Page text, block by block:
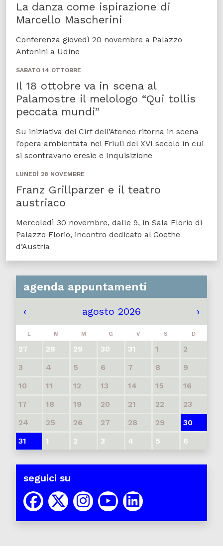
La danza come ispirazione di
Marcello Mascherini
Conferenza giovedì 20 novembre a Palazzo
Antonini a Udine
SABATO 14 OTTOBRE
Il 18 ottobre va in scena al
Palamostre il melologo “Qui tollis
peccata mundi”
Su iniziativa del Cirf dell’Ateneo ritorna in scena
l’opera ambientata nel Friuli del XVI secolo in cui
si scontravano eresie e Inquisizione
LUNEDÌ 28 NOVEMBRE
Franz Grillparzer e il teatro
austriaco
Mercoledì 30 novembre, dalle 9, in Sala Florio di
Palazzo Florio, incontro dedicato al Goethe
d’Austria
agenda appuntamenti
‹ agosto 2026 ›
L M M G V S D
27 28 29 30 31 1
2
3
4 5 6 7 8
9
10
11 12 13 14 15
16
17
18 19 20 21 22
23
24
25 26 27 28 29
30
31
1 2 3 4 5 6
seguici su